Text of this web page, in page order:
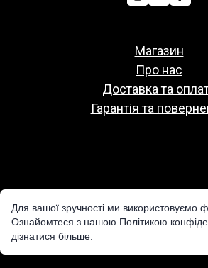
Магазин
Про нас
Доставка та
Гарантія та
Политіка
Публічна оферта
Для вашої зручності ми використовуємо
Ознайомтеся з нашою Політикою
дізнатися більше.